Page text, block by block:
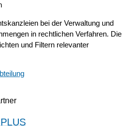
bei der Verwaltung und
in rechtlichen Verfahren. Die
und Filtern relevanter